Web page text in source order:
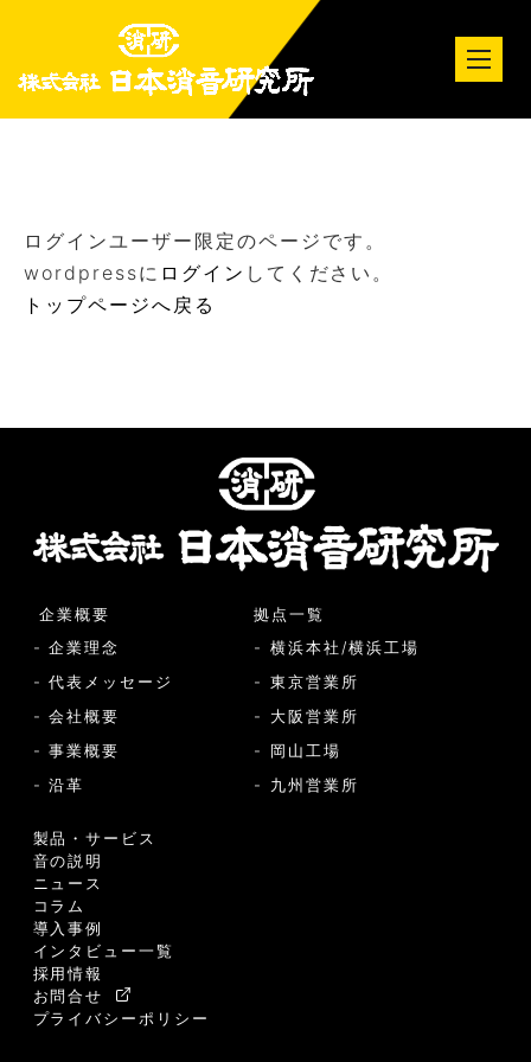
ログインユーザー限定のページです。
wordpressに ログイン してください。
トップページへ戻る
企業概要
- 企業理念
- 代表メッセージ
- 会社概要
- 事業概要
- 沿革
製品・サービス
音の説明
ニュース
コラム
導入事例
インタビュー一覧
採用情報
お問合せ
プライバシーポリシー
拠点一覧
- 横浜本社/横浜工場
- 東京営業所
- 大阪営業所
- 岡山工場
- 九州営業所